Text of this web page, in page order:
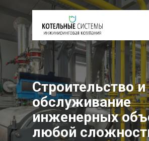
Строительство и
обслуживание
инженерных
любой